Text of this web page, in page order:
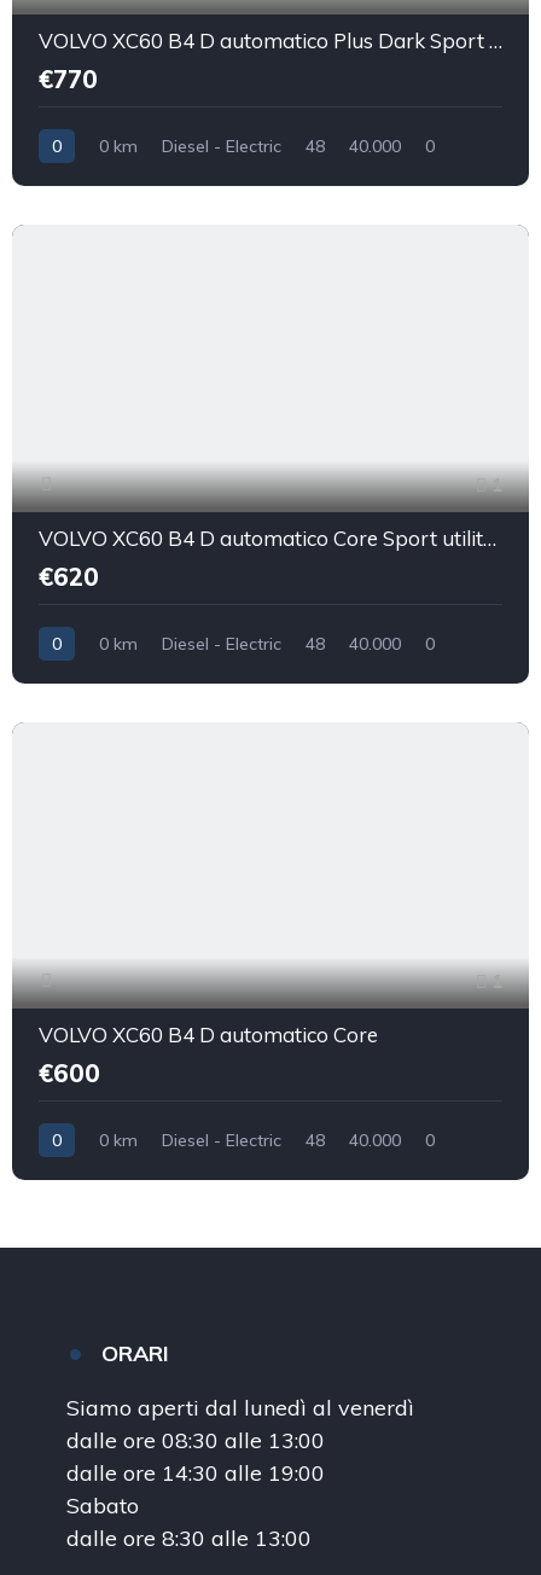
VOLVO XC60 B4 D automatico Plus Dark Sport utility vehicle 5-door (Euro 6D)
€770
0 0 km Diesel - Electric 48 40.000 0
1
VOLVO XC60 B4 D automatico Core Sport utility vehicle 5-door (Euro 6D)
€620
0 0 km Diesel - Electric 48 40.000 0
1
VOLVO XC60 B4 D automatico Core
€600
0 0 km Diesel - Electric 48 40.000 0
ORARI
Siamo aperti dal lunedì al venerdì
dalle ore 08:30 alle 13:00
dalle ore 14:30 alle 19:00
Sabato
dalle ore 8:30 alle 13:00